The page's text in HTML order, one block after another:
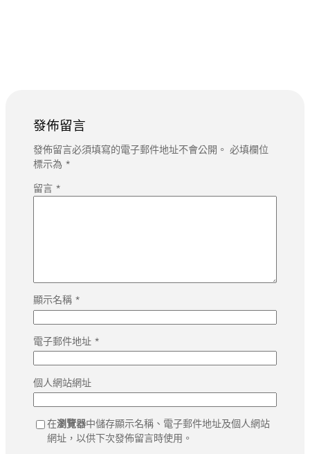
發佈留言
發佈留言必須填寫的電子郵件地址不會公開。 必填欄位
標示為 *
留言 *
顯示名稱 *
電子郵件地址 *
個人網站網址
在瀏覽器中儲存顯示名稱、電子郵件地址及個人網站
網址，以供下次發佈留言時使用。